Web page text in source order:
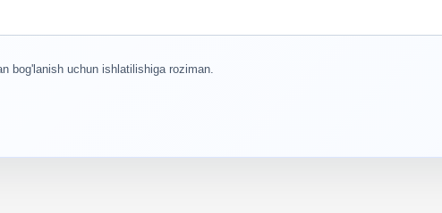
bog'lanish uchun ishlatilishiga roziman.